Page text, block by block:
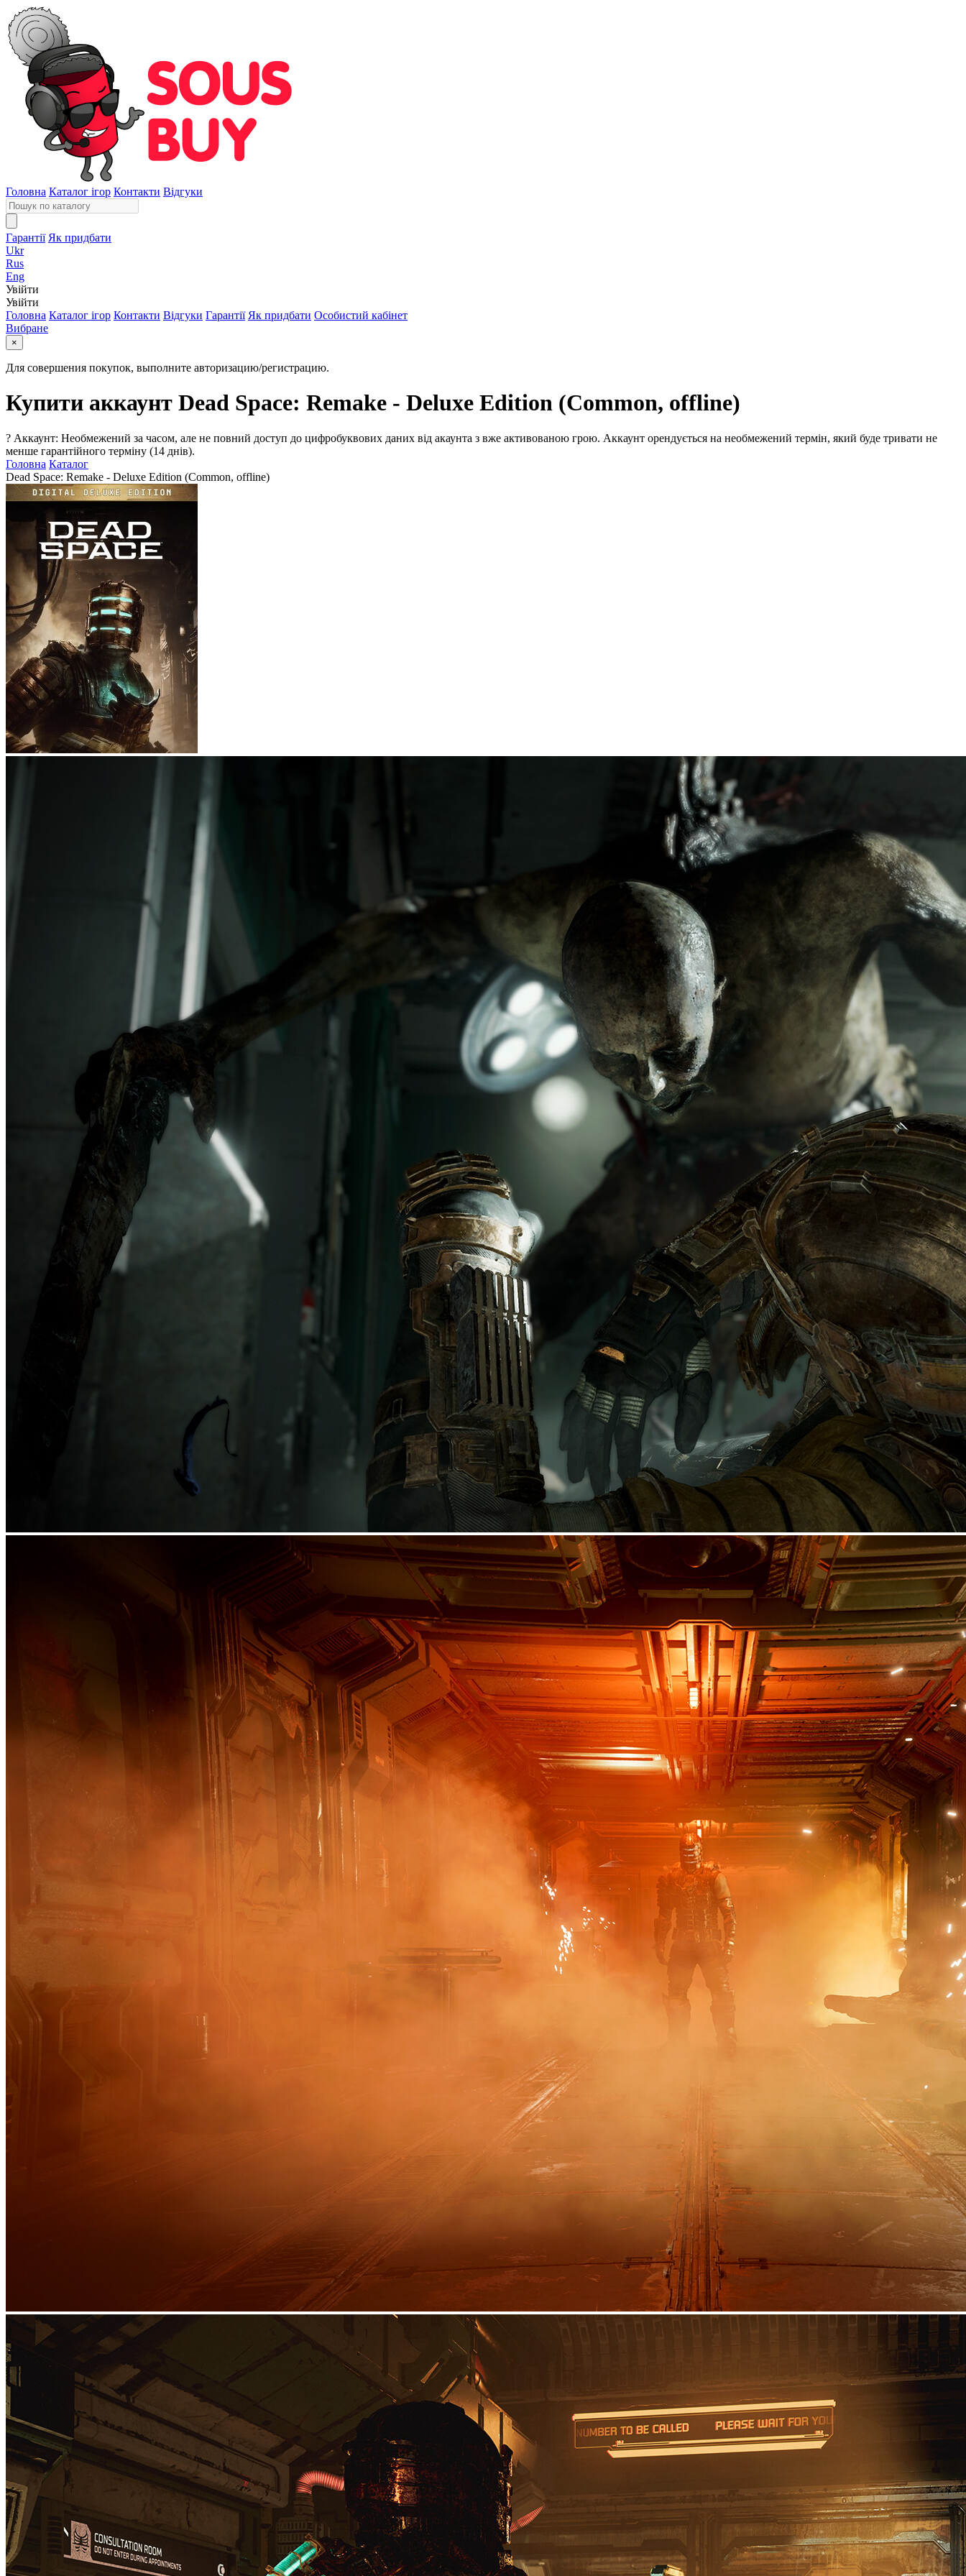
Головна Каталог ігор Контакти Відгуки
Гарантії Як придбати
Ukr
Rus
Eng
Увійти
Увійти
Головна Каталог ігор Контакти Відгуки Гарантії Як придбати Особистий кабінет
Вибране
×
Для совершения покупок, выполните авторизацию/регистрацию.
Купити аккаунт Dead Space: Remake - Deluxe Edition (Common, offline)
? Аккаунт: Необмежений за часом, але не повний доступ до цифробуквових даних від акаунта з вже активованою грою. Аккаунт орендується на необмежений термін, який буде тривати не
менше гарантійного терміну (14 днів).
Головна Каталог
Dead Space: Remake - Deluxe Edition (Common, offline)